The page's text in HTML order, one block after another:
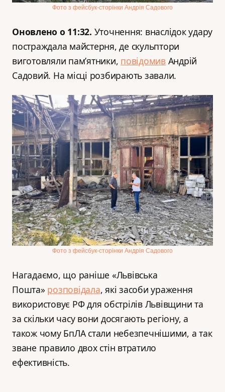
Фото з фейсбук-сторінки Андрія Садового
Оновлено о 11:32. Уточнення: внаслідок удару
постраждала майстерня, де скульптори
виготовляли пам’ятники, повідомивАндрій
Садовий. На місці розбирають завали.
Фото з фейсбук-сторінки Андрія Садового
Нагадаємо, що раніше «Львівська
Пошта» розповідала, які засоби ураження
використовує РФ для обстрілів Львівщини та
за скільки часу вони досягають регіону, а
також чому БпЛА стали небезпечнішими, а так
зване правило двох стін втратило
ефективність.